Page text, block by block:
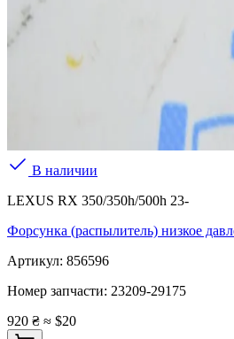
В наличии
LEXUS RX 350/350h/500h 23-
Форсунка (распылитель) низкое
Артикул: 856596
Номер запчасти: 23209-29175
920 ₴ ≈ $20